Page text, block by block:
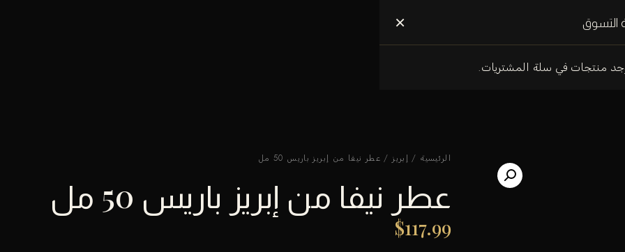
التسوق ×
منتجات في سلة المشتريات.
الرئيسية / إبريز / عطر نيفا من إبريز باريس 50 مل
عطر نيفا من إبريز باريس 50 مل
$117.99